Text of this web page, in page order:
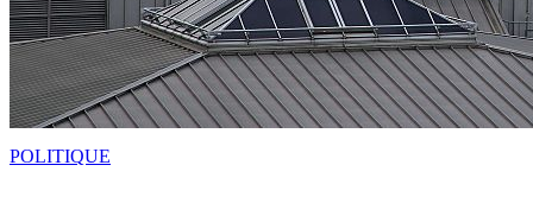
POLITIQUE